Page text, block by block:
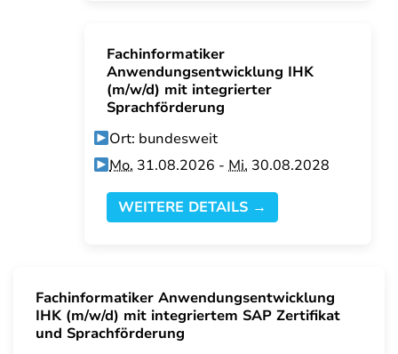
Fachinformatiker
Anwendungsentwicklung IHK
(m/w/d) mit integrierter
Sprachförderung
Ort: bundesweit
Mo. 31.08.2026 -Mi. 30.08.2028
WEITERE DETAILS →
Fachinformatiker Anwendungsentwicklung
IHK (m/w/d) mit integriertem SAP Zertifikat
und Sprachförderung